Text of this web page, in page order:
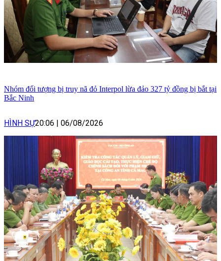
Nhóm đối tượng bị truy nã đỏ Interpol lừa đảo 327 tỷ đồng bị bắt tại
Bắc Ninh
HÌNH SỰ20:06 06/08/2026